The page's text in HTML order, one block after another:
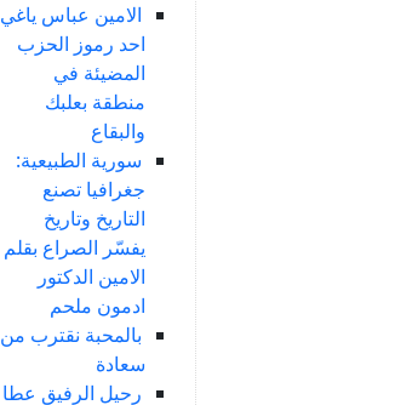
الامين عباس ياغي
احد رموز الحزب
المضيئة في
منطقة بعلبك
والبقاع
سورية الطبيعية:
جغرافيا تصنع
التاريخ وتاريخ
يفسّر الصراع بقلم
الامين الدكتور
ادمون ملحم
بالمحبة نقترب من
سعادة
رحيل الرفيق عطا